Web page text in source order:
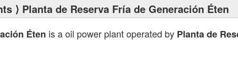
⟩ Planta de Reserva Fría de Generación Éten
Éten is a oil power plant operated by Planta de